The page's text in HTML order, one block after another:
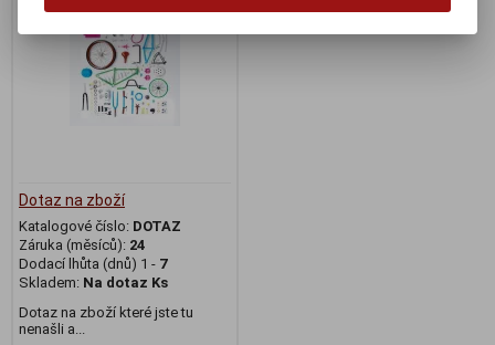
Dotaz na zboží
Katalogové číslo: DOTAZ
Záruka (měsíců): 24
Dodací lhůta (dnů) 1 - 7
Skladem: Na dotaz Ks
Dotaz na zboží které jste tu
nenašli a...